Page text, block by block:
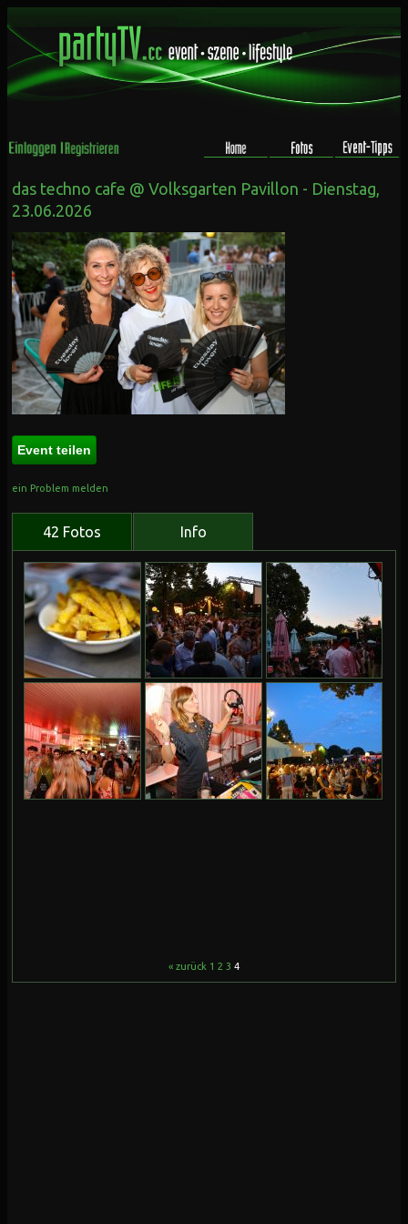
das techno cafe @ Volksgarten Pavillon - Dienstag,
23.06.2026
Event teilen
ein Problem melden
42 Fotos Info
« zurück 1 2 3 4